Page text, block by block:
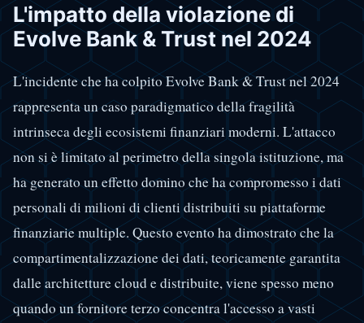
L'impatto della violazione di
Evolve Bank & Trust nel 2024
L'incidente che ha colpito Evolve Bank & Trust nel 2024
rappresenta un caso paradigmatico della fragilità
intrinseca degli ecosistemi finanziari moderni. L'attacco
non si è limitato al perimetro della singola istituzione, ma
ha generato un effetto domino che ha compromesso i dati
personali di milioni di clienti distribuiti su piattaforme
finanziarie multiple. Questo evento ha dimostrato che la
compartimentalizzazione dei dati, teoricamente garantita
dalle architetture cloud e distribuite, viene spesso meno
quando un fornitore terzo concentra l'accesso a vasti